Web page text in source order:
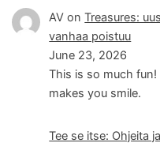
AV onTreasures:
vanhaa poistuu
June 23, 2026
This is so much fun!
makes you smile.
Tee se itse: Ohjeita